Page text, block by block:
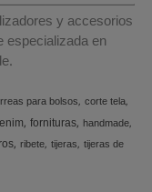
y accesorios
especializada en
para bolsos corte tela
fornituras handmade
ribete tijeras tijeras de